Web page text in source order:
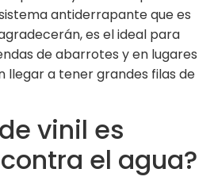
antiderrapante que es
es el ideal para
de abarrotes y en lugares
llegar a tener grandes filas de
vinil es
el agua?